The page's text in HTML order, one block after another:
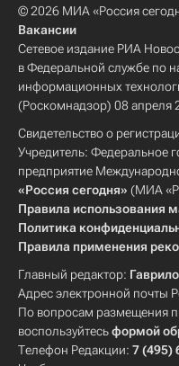
© 2026 МИА «Россия
Вакансии
Сетевое издание РИА
в Федеральной службе по
информационных
(Роскомнадзор) 08 апреля
Свидетельство о
Учредитель: Федеральное
предприятие
«Россия сегодня» (МИА
Правила использования
Политика
Правила применения
Главный редактор:
Адрес электронной почты
По вопросам размещения
воспользуйтесьформой
Телефон Редакции: 7 (495)